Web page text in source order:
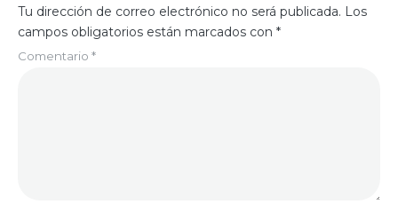
Tu dirección de correo electrónico no será publicada. Los
campos obligatorios están marcados con *
Comentario *